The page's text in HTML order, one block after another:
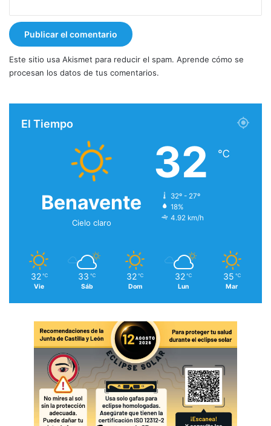
Este sitio usa Akismet para reducir el spam. Aprende cómo se
procesan los datos de tus comentarios.
El Tiempo
Benavente
Cielo claro
32 ℃
32º - 27º
18%
4.92 km/h
32 ℃
Vie
33 ℃
Sáb
32 ℃
Dom
32 ℃
Lun
35 ℃
Mar